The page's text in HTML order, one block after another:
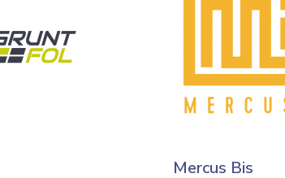
Mercus Bis